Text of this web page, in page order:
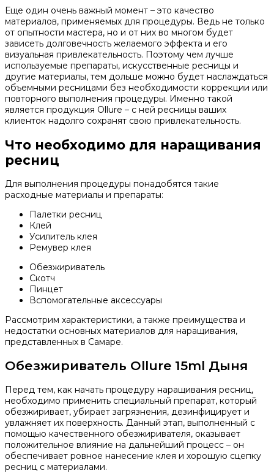
Еще один очень важный момент – это качество
материалов, применяемых для процедуры. Ведь не только
от опытности мастера, но и от них во многом будет
зависеть долговечность желаемого эффекта и его
визуальная привлекательность. Поэтому чем лучше
используемые препараты, искусственные ресницы и
другие материалы, тем дольше можно будет наслаждаться
объемными ресницами без необходимости коррекции или
повторного выполнения процедуры. Именно такой
является продукция Ollure – с ней ресницы ваших
клиенток надолго сохранят свою привлекательность.
Что необходимо для наращивания
ресниц
Для выполнения процедуры понадобятся такие
расходные материалы и препараты:
Палетки ресниц
Клей
Усилитель клея
Ремувер клея
Обезжириватель
Скотч
Пинцет
Вспомогательные аксессуары
Рассмотрим характеристики, а также преимущества и
недостатки основных материалов для наращивания,
представленных в Самаре.
Обезжириватель Ollure 15ml Дыня
Перед тем, как начать процедуру наращивания ресниц,
необходимо применить специальный препарат, который
обезжиривает, убирает загрязнения, дезинфицирует и
увлажняет их поверхность. Данный этап, выполненный с
помощью качественного обезжиривателя, оказывает
положительное влияние на дальнейший процесс – он
обеспечивает ровное нанесение клея и хорошую сцепку
ресниц с материалами.